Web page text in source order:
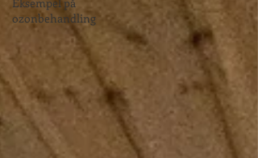
ozonbehandling